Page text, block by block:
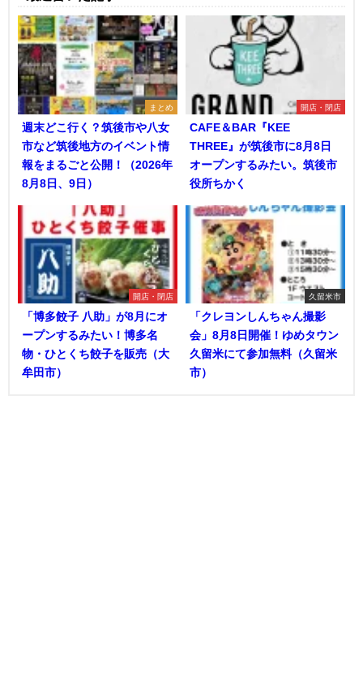
まとめ
週末どこ行く？筑後市や八女
市など筑後地方のイベント情
報をまるごと公開！（2026年
8月8日、9日）
開店・閉店
CAFE＆BAR『KEE
THREE』が筑後市に8月8日
オープンするみたい。筑後市
役所ちかく
開店・閉店
「博多餃子 八助」が8月にオ
ープンするみたい！博多名
物・ひとくち餃子を販売（大
牟田市）
久留米市
「クレヨンしんちゃん撮影
会」8月8日開催！ゆめタウン
久留米にて参加無料（久留米
市）